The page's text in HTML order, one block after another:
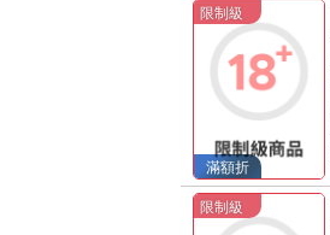
限制級
滿額折
限制級